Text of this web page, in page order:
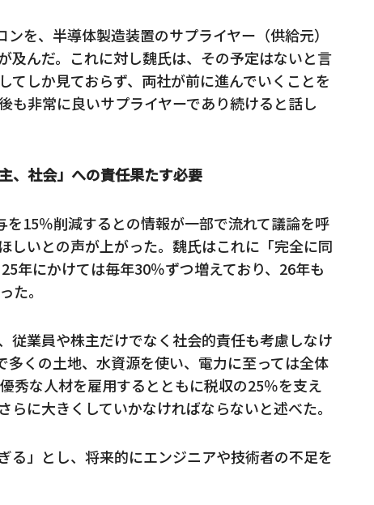
を、半導体製造装置のサプライヤー（供給元）
及んだ。これに対し魏氏は、その予定はないと言
てしか見ておらず、両社が前に進んでいくことを
も非常に良いサプライヤーであり続けると話し
社会」への責任果たす必要
を15％削減するとの情報が一部で流れて議論を呼
しいとの声が上がった。魏氏はこれに「完全に同
年にかけては毎年30％ずつ増えており、26年も
た。
従業員や株主だけでなく社会的責任も考慮しなけ
くの土地、水資源を使い、電力に至っては全体
秀な人材を雇用するとともに税収の25％を支え
に大きくしていかなければならないと述べた。
る」とし、将来的にエンジニアや技術者の不足を